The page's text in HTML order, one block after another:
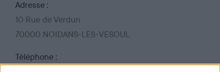
Adresse :
10 Rue de Verdun
70000 NOIDANS-LES-VESOUL
Téléphone :